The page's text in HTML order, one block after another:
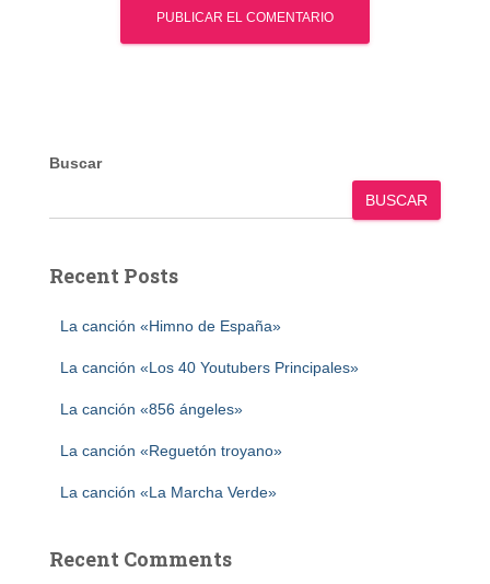
Buscar
BUSCAR
Recent Posts
La canción «Himno de España»
La canción «Los 40 Youtubers Principales»
La canción «856 ángeles»
La canción «Reguetón troyano»
La canción «La Marcha Verde»
Recent Comments